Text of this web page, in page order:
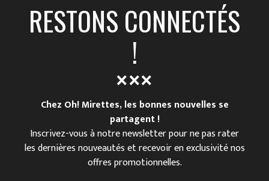
RESTONS CONNECTÉS
!
Chez Oh! Mirettes, les bonnes nouvelles se
partagent !
Inscrivez-vous à notre newsletter pour ne pas rater
les dernières nouveautés et recevoir en exclusivité nos
offres promotionnelles.